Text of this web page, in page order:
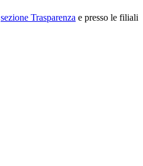
sezione Trasparenza e presso le filiali